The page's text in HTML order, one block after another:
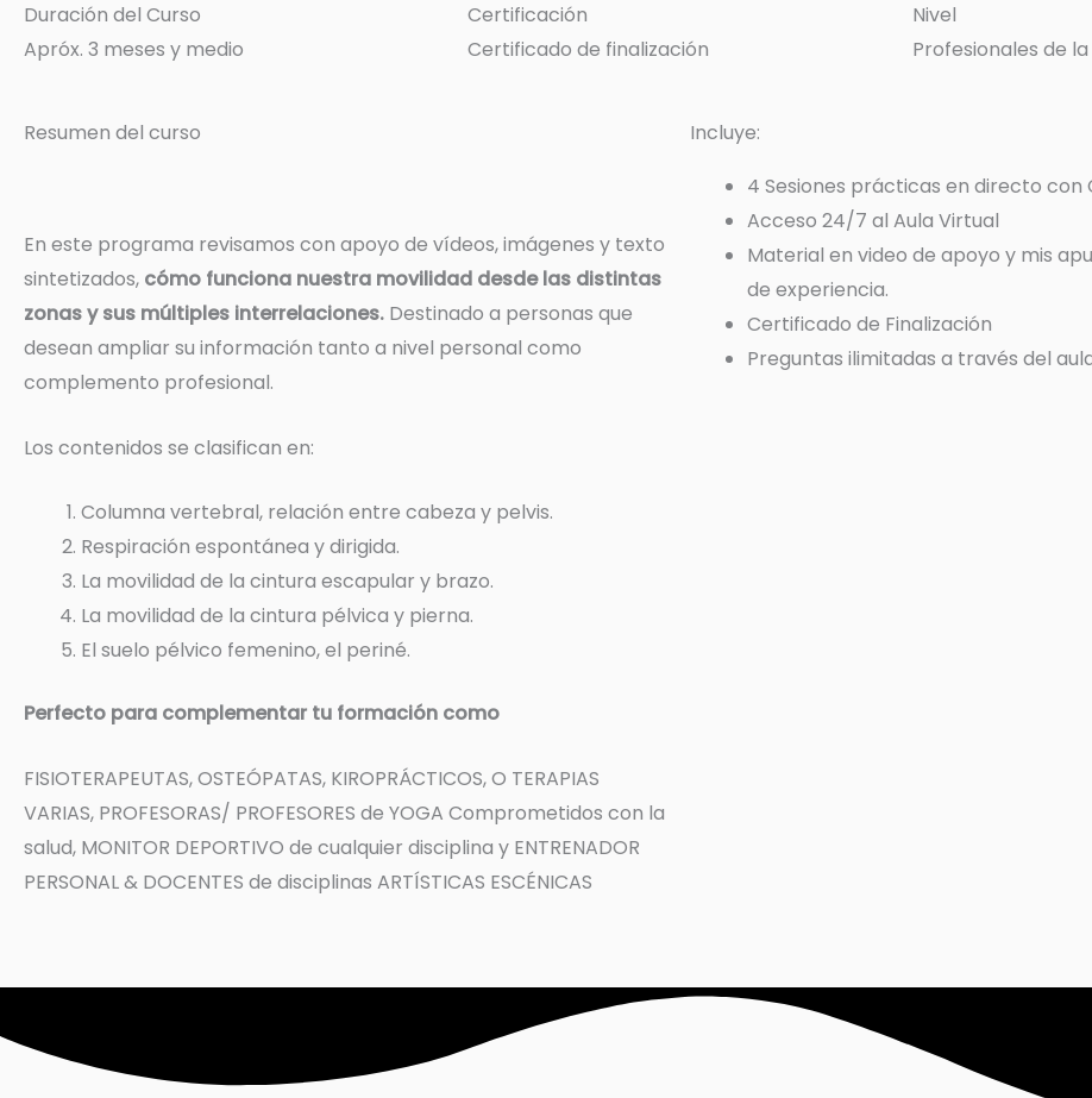
Duración del Curso
Apróx. 3 meses y medio
Certificación
Certificado de finalización
Nivel
Profesionales de
Resumen del curso
En este programa revisamos con apoyo de vídeos, imágenes y texto
sintetizados, cómo funciona nuestra movilidad desde las distintas
zonas y sus múltiples interrelaciones. Destinado a personas que
desean ampliar su información tanto a nivel personal como
complemento profesional.
Los contenidos se clasifican en:
Columna vertebral, relación entre cabeza y pelvis.
Respiración espontánea y dirigida.
La movilidad de la cintura escapular y brazo.
La movilidad de la cintura pélvica y pierna.
El suelo pélvico femenino, el periné.
Perfecto para complementar tu formación como
FISIOTERAPEUTAS, OSTEÓPATAS, KIROPRÁCTICOS, O TERAPIAS
VARIAS, PROFESORAS/ PROFESORES de YOGA Comprometidos con la
salud, MONITOR DEPORTIVO de cualquier disciplina y ENTRENADOR
PERSONAL & DOCENTES de disciplinas ARTÍSTICAS ESCÉNICAS
Incluye:
4 Sesiones prácticas en directo con
Acceso 24/7 al Aula Virtual
Material en video de apoyo y mis
de experiencia.
Certificado de Finalización
Preguntas ilimitadas a través del